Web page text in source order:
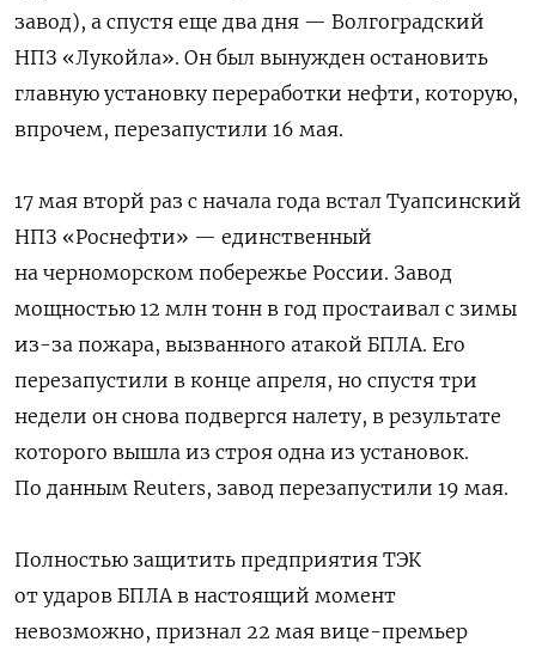
завод), а спустя еще два дня — Волгоградский
НПЗ «Лукойла». Он был вынужден остановить
главную установку переработки нефти, которую,
впрочем, перезапустили 16 мая.
17 мая вторй раз с начала года встал Туапсинский
НПЗ «Роснефти» — единственный
на черноморском побережье России. Завод
мощностью 12 млн тонн в год простаивал с зимы
из-за пожара, вызванного атакой БПЛА. Его
перезапустили в конце апреля, но спустя три
недели он снова подвергся налету, в результате
которого вышла из строя одна из установок.
По данным Reuters, завод перезапустили 19 мая.
Полностью защитить предприятия ТЭК
от ударов БПЛА в настоящий момент
невозможно, признал 22 мая вице-премьер